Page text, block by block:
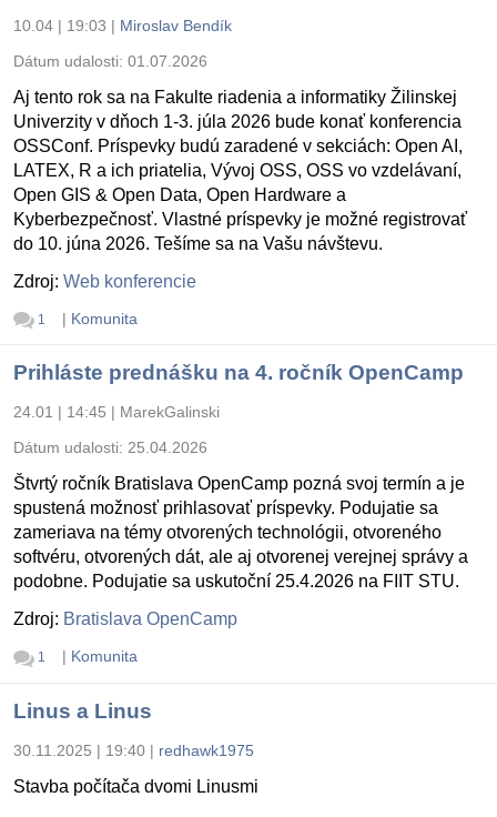
10.04 | 19:03 | Miroslav Bendík
Dátum udalosti: 01.07.2026
Aj tento rok sa na Fakulte riadenia a informatiky Žilinskej
Univerzity v dňoch 1-3. júla 2026 bude konať konferencia
OSSConf. Príspevky budú zaradené v sekciách: Open AI,
LATEX, R a ich priatelia, Vývoj OSS, OSS vo vzdelávaní,
Open GIS & Open Data, Open Hardware a
Kyberbezpečnosť. Vlastné príspevky je možné registrovať
do 10. júna 2026. Tešíme sa na Vašu návštevu.
Zdroj: Web konferencie
1 | Komunita
Prihláste prednášku na 4. ročník OpenCamp
24.01 | 14:45 | MarekGalinski
Dátum udalosti: 25.04.2026
Štvrtý ročník Bratislava OpenCamp pozná svoj termín a je
spustená možnosť prihlasovať príspevky. Podujatie sa
zameriava na témy otvorených technológii, otvoreného
softvéru, otvorených dát, ale aj otvorenej verejnej správy a
podobne. Podujatie sa uskutoční 25.4.2026 na FIIT STU.
Zdroj: Bratislava OpenCamp
1 | Komunita
Linus a Linus
30.11.2025 | 19:40 | redhawk1975
Stavba počítača dvomi Linusmi